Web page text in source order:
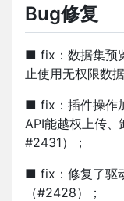
Bug修复
■ fix：数据集预
止使用无权限数
■ fix：插件操作
API能越权上传
#2431）；
■ fix：修复了驱
（#2428）；